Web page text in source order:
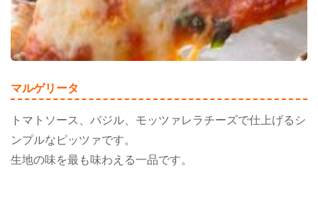
マルゲリータ
トマトソース、バジル、モッツァレラチーズで仕上げるシ
ンプルなピッツァです。
生地の味を最も味わえる一品です。